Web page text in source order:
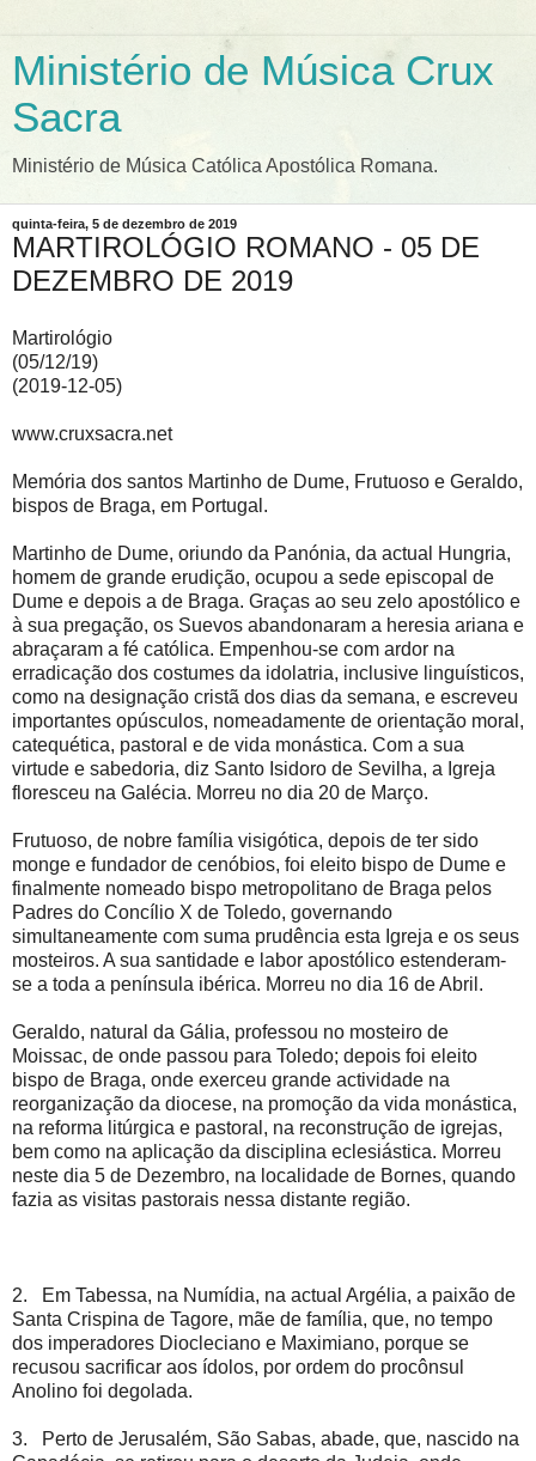
Ministério de Música Crux
Sacra
Ministério de Música Católica Apostólica Romana.
quinta-feira, 5 de dezembro de 2019
MARTIROLÓGIO ROMANO - 05 DE
DEZEMBRO DE 2019
Martirológio
(05/12/19)
(2019-12-05)
www.cruxsacra.net
Memória dos santos Martinho de Dume, Frutuoso e Geraldo,
bispos de Braga, em Portugal.
Martinho de Dume, oriundo da Panónia, da actual Hungria,
homem de grande erudição, ocupou a sede episcopal de
Dume e depois a de Braga. Graças ao seu zelo apostólico e
à sua pregação, os Suevos abandonaram a heresia ariana e
abraçaram a fé católica. Empenhou-se com ardor na
erradicação dos costumes da idolatria, inclusive linguísticos,
como na designação cristã dos dias da semana, e escreveu
importantes opúsculos, nomeadamente de orientação moral,
catequética, pastoral e de vida monástica. Com a sua
virtude e sabedoria, diz Santo Isidoro de Sevilha, a Igreja
floresceu na Galécia. Morreu no dia 20 de Março.
Frutuoso, de nobre família visigótica, depois de ter sido
monge e fundador de cenóbios, foi eleito bispo de Dume e
finalmente nomeado bispo metropolitano de Braga pelos
Padres do Concílio X de Toledo, governando
simultaneamente com suma prudência esta Igreja e os seus
mosteiros. A sua santidade e labor apostólico estenderam-
se a toda a península ibérica. Morreu no dia 16 de Abril.
Geraldo, natural da Gália, professou no mosteiro de
Moissac, de onde passou para Toledo; depois foi eleito
bispo de Braga, onde exerceu grande actividade na
reorganização da diocese, na promoção da vida monástica,
na reforma litúrgica e pastoral, na reconstrução de igrejas,
bem como na aplicação da disciplina eclesiástica. Morreu
neste dia 5 de Dezembro, na localidade de Bornes, quando
fazia as visitas pastorais nessa distante região.
2. Em Tabessa, na Numídia, na actual Argélia, a paixão de
Santa Crispina de Tagore, mãe de família, que, no tempo
dos imperadores Diocleciano e Maximiano, porque se
recusou sacrificar aos ídolos, por ordem do procônsul
Anolino foi degolada.
3. Perto de Jerusalém, São Sabas, abade, que, nascido na